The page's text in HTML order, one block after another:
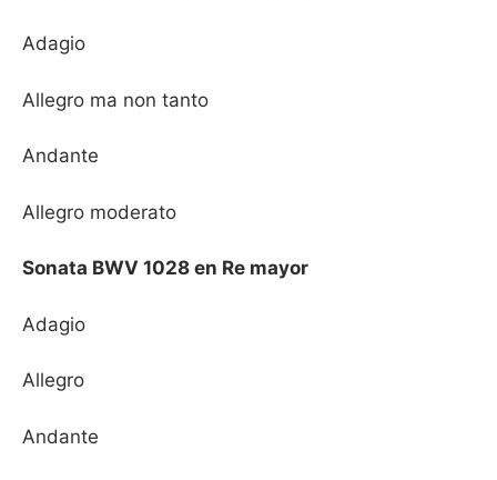
Adagio
Allegro ma non tanto
Andante
Allegro moderato
Sonata BWV 1028 en Re mayor
Adagio
Allegro
Andante